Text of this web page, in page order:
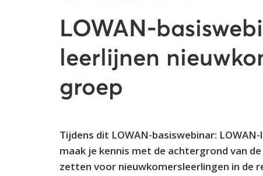
LOWAN-
leerlijnen
groep
Tijdens dit LOWAN-basiswebinar:
maak je kennis met de achtergrond van
zetten voor nieuwkomersleerlingen in de